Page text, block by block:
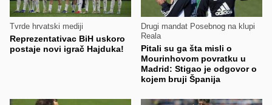
Tvrde hrvatski mediji
Reprezentativac BiH uskoro
postaje novi igrač Hajduka!
Drugi mandat Posebnog na klupi
Reala
Pitali su ga šta misli o
Mourinhovom povratku u
Madrid: Stigao je odgovor o
kojem bruji Španija